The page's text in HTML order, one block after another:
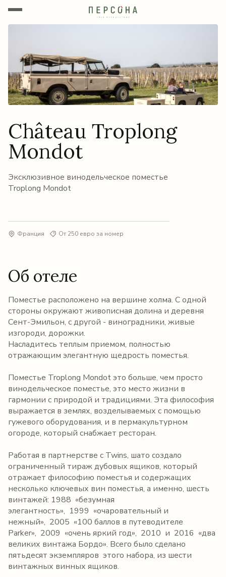
Château Troplong
Mondot
Эксклюзивное винодельческое поместье
Troplong Mondot
Франция От 250 евро за номер
Об отеле
Поместье расположено на вершине холма. С одной
стороны окружают живописная долина и деревня
Сент-Эмильон, с другой - виноградники, живые
изгороди, дорожки.
Насладитесь теплым приемом, полностью
отражающим элегантную щедрость поместья.
Поместье Troplong Mondot это больше, чем просто
винодельческое поместье, это место жизни в
гармонии с природой и традициями. Эта философия
выражается в землях, возделываемых с помощью
гужевого оборудования, и в пермакультурном
огороде, который снабжает ресторан.
Работая в партнерстве с Twins, шато создало
ограниченный тираж дубовых ящиков, который
отражает философию поместья и содержащих
несколько ключевых вин поместья, а именно, шесть
винтажей: 1988 «безумная
элегантность», 1999 «очаровательный и
нежный», 2005 «100 баллов в путеводителе
Parker», 2009 «очень яркий год», 2010 и 2016 «два
великих винтажа Бордо». Всего было сделано
пятьдесят экземпляров этого набора, из шести
винтажных винных ящиков.